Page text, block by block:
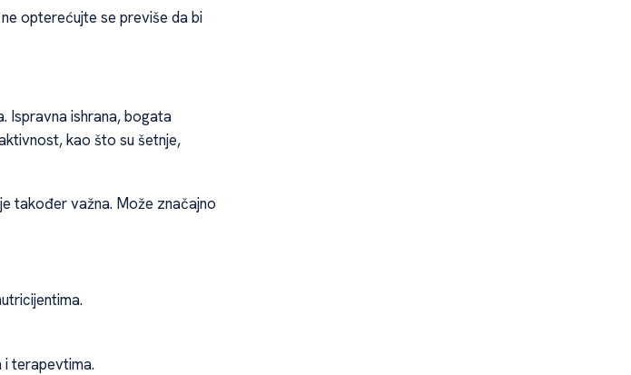
opterećujte se previše da bi
Ispravna ishrana, bogata
kao što su šetnje,
također važna. Može značajno
i terapevtima.